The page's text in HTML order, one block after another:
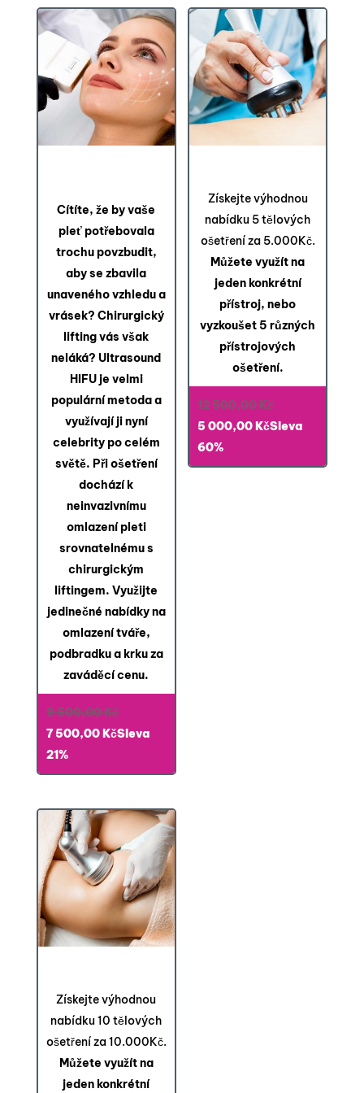
Cítíte, že by vaše
pleť potřebovala
trochu povzbudit,
aby se zbavila
unaveného vzhledu a
vrásek? Chirurgický
lifting vás však
neláká? Ultrasound
HIFU je velmi
populární metoda a
využívají ji nyní
celebrity po celém
světě. Při ošetření
dochází k
neinvazivnímu
omlazení pleti
srovnatelnému s
chirurgickým
liftingem. Využijte
jedinečné nabídky na
omlazení tváře,
podbradku a krku za
zaváděcí cenu.
9 500,00KčPůvodní
cena
9 500,00 Kč.
7 500,00KčAktuální
je:
Sleva
21%
Získejte výhodnou
nabídku 5 tělových
ošetření za 5.000Kč.
Můžete využít na
jeden konkrétní
přístroj, nebo
vyzkoušet 5 různých
přístrojových
ošetření.
12 500,00KčPůvodní
cena
12 500,00 Kč.
5 000,00KčAktuální
je:
Sleva
60%
Získejte výhodnou
nabídku 10 tělových
ošetření za 10.000Kč.
Můžete využít na
jeden konkrétní